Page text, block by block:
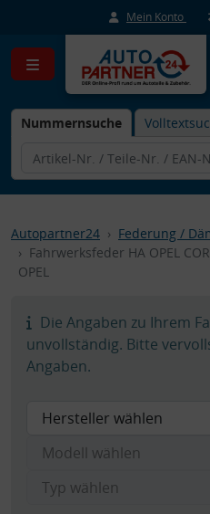
Mein Konto
Nummernsuche
Autopartner24 Federung /
Fahrwerksfeder HA OPEL
OPEL
Die Angaben zu Ihrem
unvollständig. Bitte
Angaben.